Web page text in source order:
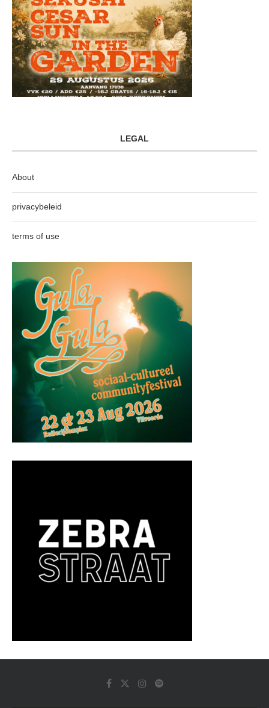
LEGAL
About
privacybeleid
terms of use